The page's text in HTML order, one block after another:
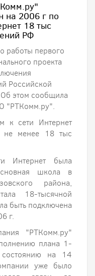
на 2006 г по
18 тыс
РФ
работы первого
проекта
Российской
этом сообщила
"РТКомм.ру".
к сети Интернет
не менее 18 тыс
Интернет была
школа в
района,
18-тысячной
быть подключена
г.
"РТКомм.ру"
плана 1-
на 14
уже было